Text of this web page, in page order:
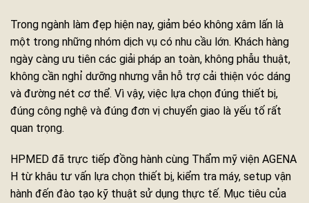
Trong ngành làm đẹp hiện nay, giảm béo không xâm lấn là
một trong những nhóm dịch vụ có nhu cầu lớn. Khách hàng
ngày càng ưu tiên các giải pháp an toàn, không phẫu thuật,
không cần nghỉ dưỡng nhưng vẫn hỗ trợ cải thiện vóc dáng
và đường nét cơ thể. Vì vậy, việc lựa chọn đúng thiết bị,
đúng công nghệ và đúng đơn vị chuyển giao là yếu tố rất
quan trọng.
HPMED đã trực tiếp đồng hành cùng Thẩm mỹ viện AGENA
H từ khâu tư vấn lựa chọn thiết bị, kiểm tra máy, setup vận
hành đến đào tạo kỹ thuật sử dụng thực tế. Mục tiêu của